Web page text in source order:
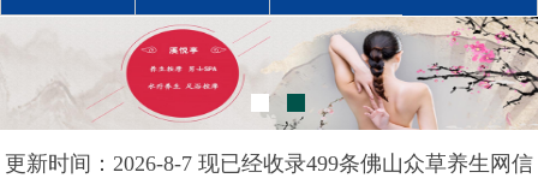
更新时间：2026-8-7 现已经收录499条佛山众草养生网信